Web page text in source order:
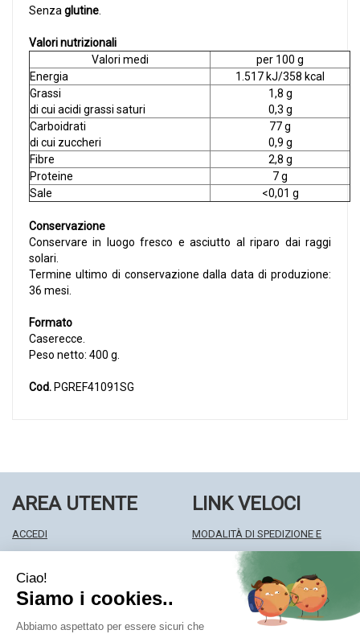
Senzaglutine.
Valori nutrizionali
Valori medi
per 100 g
Energia
1.517 kJ/358 kcal
Grassi
di cui acidi grassi saturi
1,8 g
0,3 g
Carboidrati
di cui zuccheri
77 g
0,9 g
Fibre
2,8 g
Proteine
7 g
Sale
<0,01 g
Conservazione
Conservare in luogo fresco e asciutto al riparo dai raggi
solari.
Termine ultimo di conservazione dalla data di produzione:
36 mesi.
Formato
Caserecce.
Peso netto: 400 g.
Cod. PGREF41091SG
AREA UTENTE
ACCEDI
WISHLIST
ISCRIZIONE ALLA NEWSLETTER
LINK VELOCI
MODALITÀ DI SPEDIZIONE E
MODALITÀ DI PAGAMENTO
INFORMATIVA PRIVACY
CONDIZIONI DI VENDITA